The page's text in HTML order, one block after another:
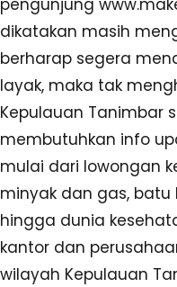
pengunjung
dikatakan masih
berharap segera
layak, maka tak
Kepulauan Tanimbar
membutuhkan info
mulai dari lowongan
minyak dan gas, batu
hingga dunia
kantor dan
wilayah Kepulauan